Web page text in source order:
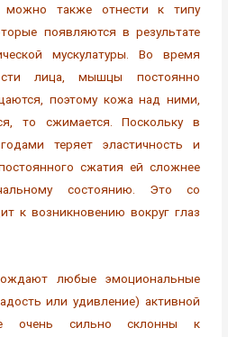
можно также отнести к типу
появляются в результате
мускулатуры. Во время
лица, мышцы постоянно
поэтому кожа над ними,
то сжимается. Поскольку в
теряет эластичность и
сжатия ей сложнее
состоянию. Это со
к возникновению вокруг глаз
любые эмоциональные
или удивление) активной
очень сильно склонны к